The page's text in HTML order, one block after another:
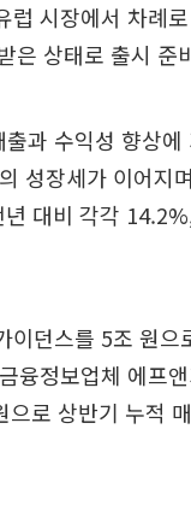
럽 시장에서 차례
은 상태로 출시 준
과 수익성 향상
성장세가 이어지
대비 각각
던스를 5조 원
융정보업체 에프
로 상반기 누적